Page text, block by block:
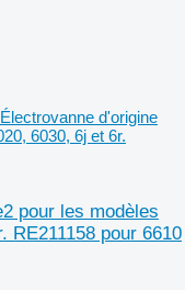
d'origine
6030, 6j et 6r.
pour les modèles
RE211158 pour 6610